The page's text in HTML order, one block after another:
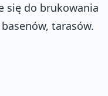
się do brukowania
tarasów.